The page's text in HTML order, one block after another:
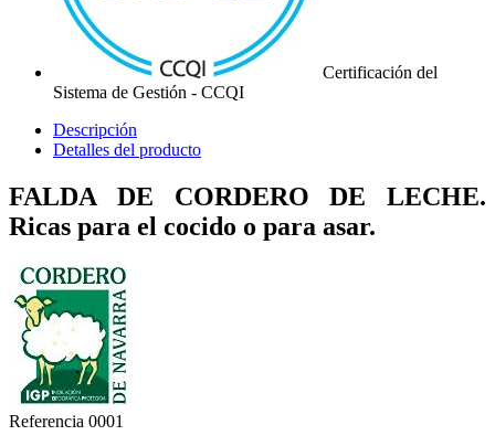
Certificación del
Sistema de Gestión - CCQI
Descripción
Detalles del producto
FALDA DE CORDERO DE LECHE.
Ricas para el cocido o para asar.
Referencia 0001